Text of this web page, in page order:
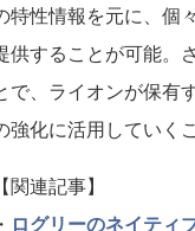
特性情報を元に、個
供することが可能。
で、ライオンが保有
強化に活用していく
【関連記事】
・ ログリーのネイティ